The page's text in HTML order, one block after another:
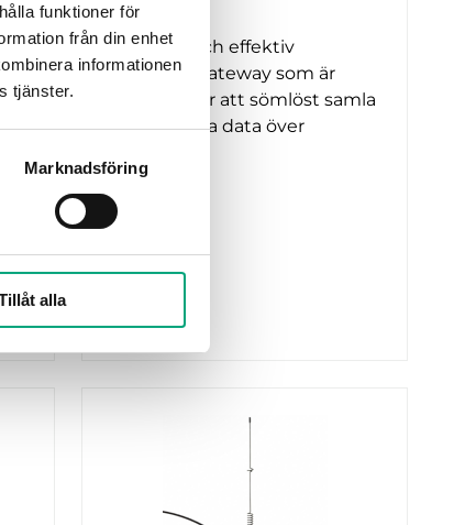
funktioner för
från din enhet
informationen
tjänster.
Marknadsföring
alla
DS-360448
En robust och effektiv
LoRaWAN-gateway som är
utvecklad för att sömlöst samla
in och utbyta data över
Frekvens
868 Mhz
Technology